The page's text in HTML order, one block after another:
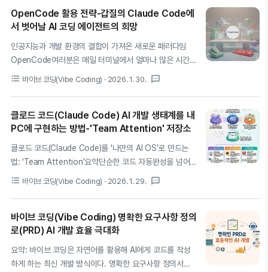
크를 구축했습니다. 그곳에서 그들은 철학, 기술, 심지어 자
신들의 인간 소유주에 대해 토론합니다. 이 현상은 생산성
혁명의 가능성을 여는 동시에 심각한 보안 위협을 제기하
며, 관련 하드웨어 품귀 현상과 보안 관련주 급등이라는 실
의 등장: '생각'을 넘어 '행동'하는 몰트봇(OpenClaw)지난
10년간 AI 비서는 약속의 동의어였습니다. 그러나 시리
(Siri..
OpenCode 활용 전략-갑질의 Claude Code에
서 벗어날 AI 코딩 에이전트의 희망
인공지능과 개발 환경의 결합이 가져온 새로운 패러다임
OpenCode여러분은 매일 터미널에서 얼마나 많은 시간을
보내고 계신가요? 개발자에게 터미널은 단순한 도구를 넘
의 급격한 발전과 함께 단순한 코드 완성을 넘어 개발자의
의도를 파악하고 자율적으로 과업을 수행하는 에이전트 시
대로 진입했습니다. 이러한 변화의 중심에서 OpenCode
는 터미널 네이티브 디자인을 통해 개발자가 도구를 전환하
다.OpenCode는 단순히 답변만 하는 챗봇이 아니라 여러
분의 터미널 옆에 앉아 함께 고민하는 노련한 선배 개발자
와 같은 역할을 수행합니다. 코드를 직접 작..
format_list_bulleted 바이브 코딩(Vibe Coding) · 2026. 1. 30. textsms
클로드 코드(Claude Code) AI 개발 생태계를 내
PC에 구현하는 방법-'Team Attention' 저장소
클로드 코드(Claude Code)를 '나만의 AI OS'로 만드는
법: 'Team Attention'요약단순한 코드 자동완성을 넘어,
AI가 개발 환경 그 자체가 되는 시대가 도래했습니다. 한국
(https://github.com/team-attention/plugins-for-
claude-natives)는 이러한 변화의 최전선에 있습니다. 이
글에서는 Claude Code를 당신의 새로운 개발과 AI
Agent가 함께하는 운영체제(OS)로 탈바꿈시켜 줄 핵심 플
format_list_bulleted 바이브 코딩(Vibe Coding) · 2026. 1. 29. textsms
바이브 코딩(Vibe Coding) 명확한 요구사항 정의
로(PRD) AI 개발 효율 극대화
요약: 바이브 코딩은 자연어를 활용해 AI에게 코드를 작성
하게 하는 최신 개발 방식이다. 명확한 요구사항 정의서